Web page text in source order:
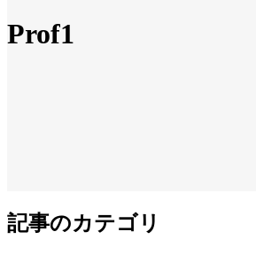
Prof1
記事のカテゴリ